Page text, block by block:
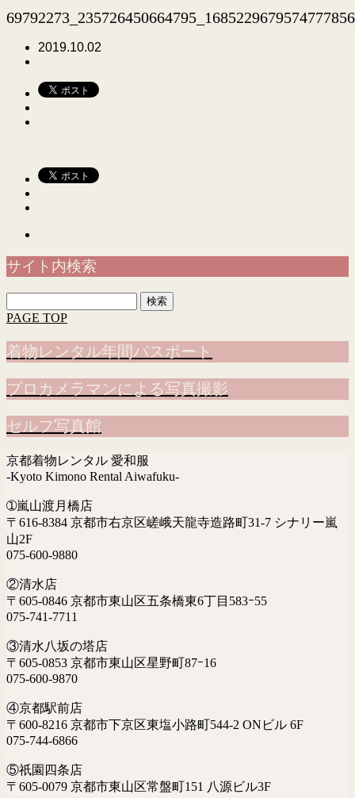
2019.10.02
サイト内検索
索:
PAGE TOP
着物レンタル年間パスポート
プロカメラマンによる写真撮影
セルフ写真館
京都着物レンタル 愛和服
-Kyoto Kimono Rental Aiwafuku-
➀嵐山渡月橋店
〒616-8384 京都市右京区嵯峨天龍寺造路町31-7 シナリー嵐
山2F
075-600-9880
②清水店
〒605-0846 京都市東山区五条橋東6丁目583ｰ55
075-741-7711
③清水八坂の塔店
〒605-0853 京都市東山区星野町87ｰ16
075-600-9870
④京都駅前店
〒600-8216 京都市下京区東塩小路町544-2 ONビル 6F
075-744-6866
⑤祇園四条店
〒605-0079 京都市東山区常盤町151 八源ビル3F